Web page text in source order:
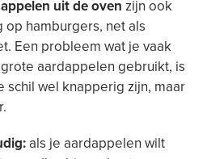
uit de oven zijn ook
hamburgers, net als
Een probleem wat je vaak
aardappelen gebruikt, is
schil wel knapperig zijn, maar
als je aardappelen wilt